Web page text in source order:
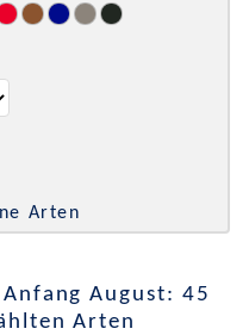
Arten
August: 45
Arten